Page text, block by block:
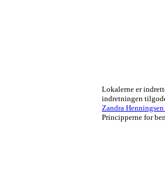
Lokalerne er
indretningen
Zandra Henningsen
Principperne for